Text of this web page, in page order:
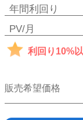
年間利回り
PV/月
利回り10%
販売希望価格